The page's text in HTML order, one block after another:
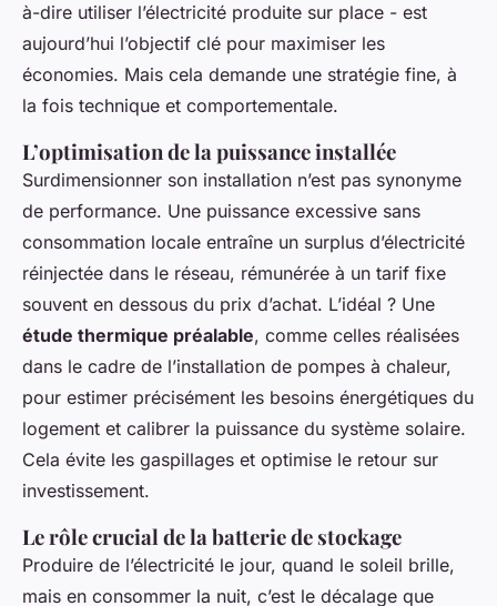
à-dire utiliser l’électricité produite sur place - est
aujourd’hui l’objectif clé pour maximiser les
économies. Mais cela demande une stratégie fine, à
la fois technique et comportementale.
L’optimisation de la puissance installée
Surdimensionner son installation n’est pas synonyme
de performance. Une puissance excessive sans
consommation locale entraîne un surplus d’électricité
réinjectée dans le réseau, rémunérée à un tarif fixe
souvent en dessous du prix d’achat. L’idéal ? Une
étude thermique préalable, comme celles réalisées
dans le cadre de l’installation de pompes à chaleur,
pour estimer précisément les besoins énergétiques du
logement et calibrer la puissance du système solaire.
Cela évite les gaspillages et optimise le retour sur
investissement.
Le rôle crucial de la batterie de stockage
Produire de l’électricité le jour, quand le soleil brille,
mais en consommer la nuit, c’est le décalage que